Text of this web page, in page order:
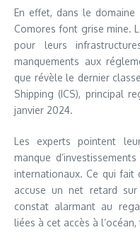
En effet, dans le
Comores font grise mine.
pour leurs
manquements aux
que révèle le dernier
Shipping (ICS), principal
janvier 2024.
Les experts pointent
manque
internationaux. Ce qui
accuse un net retard
constat alarmant au
liées à cet accès à